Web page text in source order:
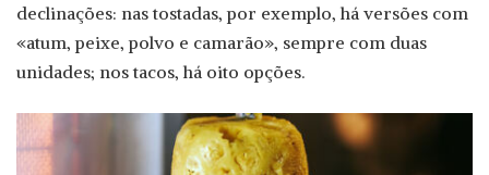
declinações: nas tostadas, por exemplo, há versões com
«atum, peixe, polvo e camarão», sempre com duas
unidades; nos tacos, há oito opções.